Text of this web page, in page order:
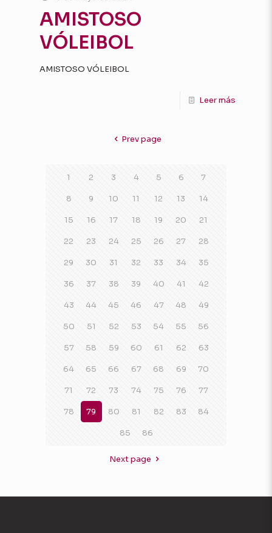
AMISTOSO
VÓLEIBOL
AMISTOSO VÓLEIBOL
Leer más
Prev page
1 2 3 4 5 6 7
8 9 10 11 12 13 14
15 16 17 18 19 20 21
22 23 24 25 26 27 28
29 30 31 32 33 34 35
36 37 38 39 40 41 42
43 44 45 46 47 48 49
50 51 52 53 54 55 56
57 58 59 60 61 62 63
64 65 66 67 68 69 70
71 72 73 74 75 76 77
78 79 80 81 82 83 84
85 86
Next page